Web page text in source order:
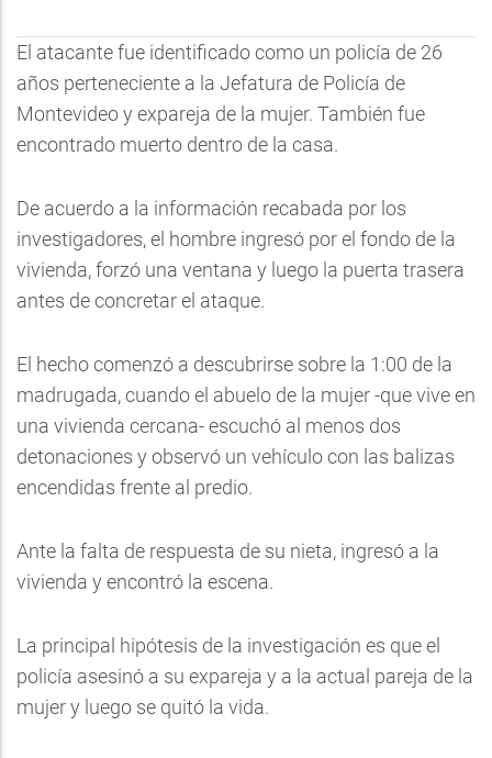
El atacante fue identificado como un policía de 26
años perteneciente a la Jefatura de Policía de
Montevideo y expareja de la mujer. También fue
encontrado muerto dentro de la casa.
De acuerdo a la información recabada por los
investigadores, el hombre ingresó por el fondo de la
vivienda, forzó una ventana y luego la puerta trasera
antes de concretar el ataque.
El hecho comenzó a descubrirse sobre la 1:00 de la
madrugada, cuando el abuelo de la mujer -que vive en
una vivienda cercana- escuchó al menos dos
detonaciones y observó un vehículo con las balizas
encendidas frente al predio.
Ante la falta de respuesta de su nieta, ingresó a la
vivienda y encontró la escena.
La principal hipótesis de la investigación es que el
policía asesinó a su expareja y a la actual pareja de la
mujer y luego se quitó la vida.